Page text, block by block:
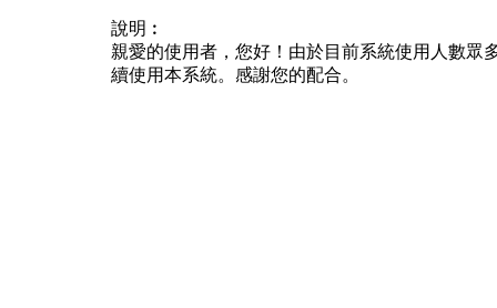
說明︰
親愛的使用者，您好！由於目前系統使用人數眾
續使用本系統。感謝您的配合。